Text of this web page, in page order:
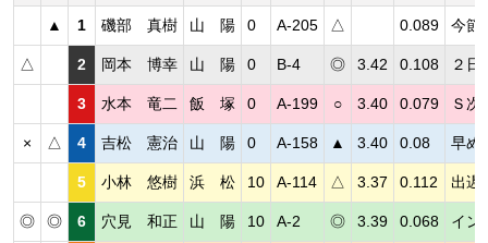
▲ 1 磯部 真樹 山 陽 0 A-205 △ 0.089 今節
△ 2 岡本 博幸 山 陽 0 B-4 ◎ 3.42 0.108 ２日
3 水本 竜二 飯 塚 0 A-199 ○ 3.40 0.079 Ｓ次
× △ 4 吉松 憲治 山 陽 0 A-158 ▲ 3.40 0.08 早め
5 小林 悠樹 浜 松 10 A-114 △ 3.37 0.112 出遅
◎ ◎ 6 穴見 和正 山 陽 10 A-2 ◎ 3.39 0.068 イン